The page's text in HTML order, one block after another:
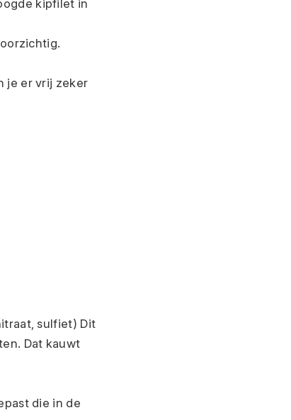
kipfilet in
je er vrij zeker
sulfiet) Dit
Dat kauwt
die in de